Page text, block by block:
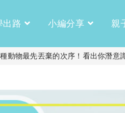
出路 小編分享 親
動物最先丟棄的次序！看出你潛意